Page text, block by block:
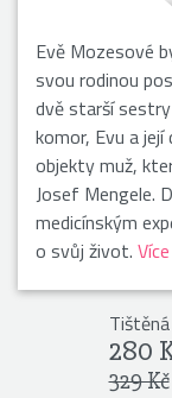
Evě Mozesové
svou rodinou
dvě starší
komor, Evu a
objekty muž,
Josef Mengele.
medicínským
o svůj život.
280
329 Kč